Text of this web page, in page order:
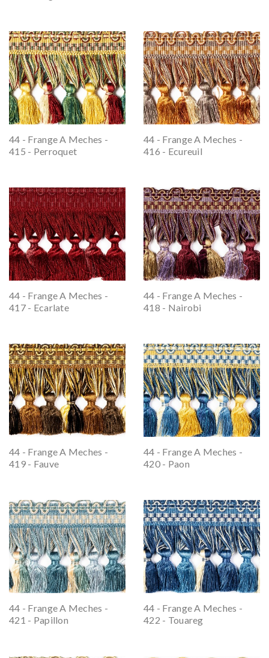
44 - Frange A Meches -
415 - Perroquet
44 - Frange A Meches -
416 - Ecureuil
44 - Frange A Meches -
417 - Ecarlate
44 - Frange A Meches -
418 - Nairobi
44 - Frange A Meches -
419 - Fauve
44 - Frange A Meches -
420 - Paon
44 - Frange A Meches -
421 - Papillon
44 - Frange A Meches -
422 - Touareg